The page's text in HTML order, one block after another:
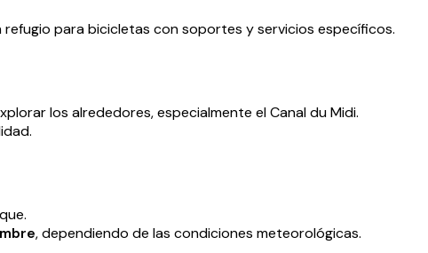
refugio para bicicletas con soportes y servicios específicos.
los alrededores, especialmente el Canal du Midi.
, dependiendo de las condiciones meteorológicas.